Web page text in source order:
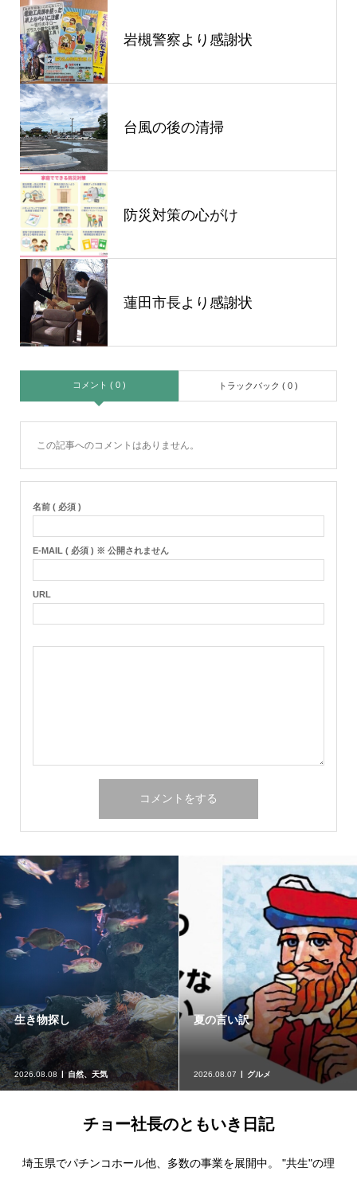
岩槻警察より感謝状
台風の後の清掃
防災対策の心がけ
蓮田市長より感謝状
コメント ( 0 ) トラックバック ( 0 )
この記事へのコメントはありません。
名前 ( 必須 )
E-MAIL ( 必須 ) ※ 公開されません
URL
生き物探し
2026.08.08 自然、天気
夏の言い訳
2026.08.07 グルメ
チョー社長のともいき日記
埼玉県でパチンコホール他、多数の事業を展開中。 "共生"の理